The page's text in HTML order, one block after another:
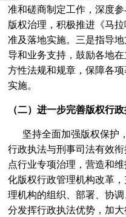
信息网络传播权保护条
准和磋商制定工作，深度
版权治理，积极推进《马
准及落地实施。三是指导
导和业务支持，鼓励各地
方性法规和规章，保障各
实施。
（二）进一步完善版权行
坚持全面加强版权保护
行政执法与刑事司法有效
点行业专项治理，营造和
化版权行政管理机构改革
理机构的组织、部署、协
分发挥行政执法优势，加